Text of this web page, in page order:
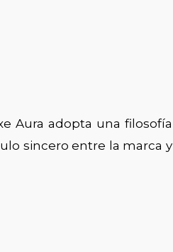
Aura adopta una filosofía
sincero entre la marca y